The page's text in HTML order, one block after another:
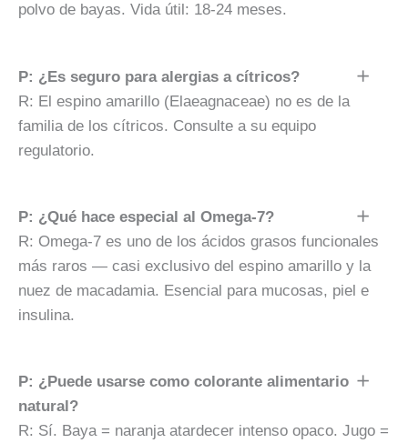
polvo de bayas. Vida útil: 18-24 meses.
P: ¿Es seguro para alergias a cítricos?
R: El espino amarillo (Elaeagnaceae) no es de la
familia de los cítricos. Consulte a su equipo
regulatorio.
P: ¿Qué hace especial al Omega-7?
R: Omega-7 es uno de los ácidos grasos funcionales
más raros — casi exclusivo del espino amarillo y la
nuez de macadamia. Esencial para mucosas, piel e
insulina.
P: ¿Puede usarse como colorante alimentario
natural?
R: Sí. Baya = naranja atardecer intenso opaco. Jugo =